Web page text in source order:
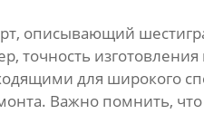
описывающий
точность
для широкого
Важно помнить, что